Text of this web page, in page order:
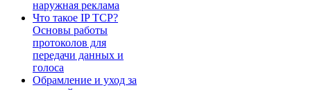
наружная реклама
Что такое IP TCP?
Основы работы
протоколов для
передачи данных и
голоса
Обрамление и уход за